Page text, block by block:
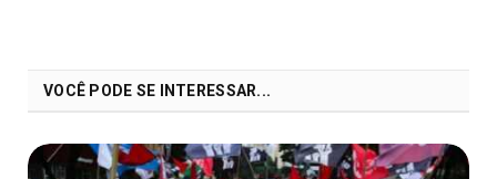
VOCÊ PODE SE INTERESSAR...